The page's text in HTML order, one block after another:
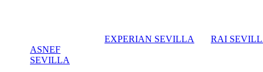
ASNEF
SEVILLA
EXPERIAN SEVILLA RAI